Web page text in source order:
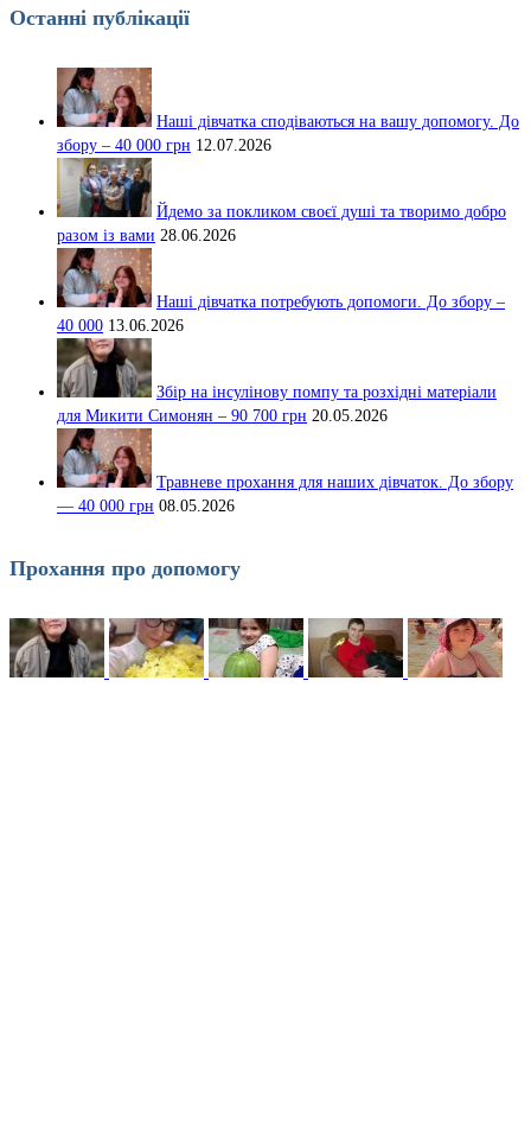
Останні публікації
Наші дівчатка сподіваються на вашу допомогу. До
збору – 40 000 грн 12.07.2026
Йдемо за покликом своєї душі та творимо добро
разом із вами 28.06.2026
Наші дівчатка потребують допомоги. До збору –
40 000 13.06.2026
Збір на інсулінову помпу та розхідні матеріали
для Микити Симонян – 90 700 грн 20.05.2026
Травневе прохання для наших дівчаток. До збору
— 40 000 грн 08.05.2026
Прохання про допомогу